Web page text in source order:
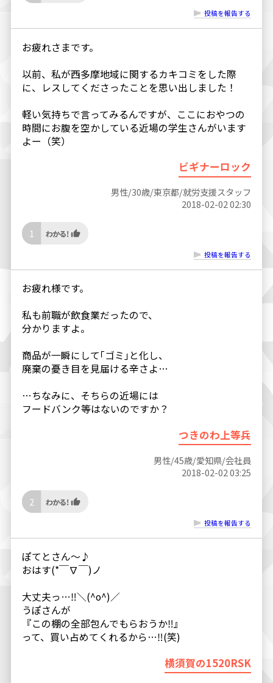
投稿を報告する
お疲れさまです。
以前、私が西多摩地域に関するカキコミをした際
に、レスしてくださったことを思い出しました！
軽い気持ちで言ってみるんですが、ここにおやつの
時間にお腹を空かしている近場の学生さんがいます
よー（笑）
ビギナーロック
男性/30歳/東京都/就労支援スタッフ
2018-02-02 02:30
1
投稿を報告する
お疲れ様です。
私も前職が飲食業だったので、
分かりますよ。
商品が一瞬にして｢ゴミ｣と化し、
廃棄の憂き目を見届ける辛さよ…
…ちなみに、そちらの近場には
フードバンク等はないのですか？
つきのわ上等兵
男性/45歳/愛知県/会社員
2018-02-02 03:25
2
投稿を報告する
ぽてとさん～♪
おはす(*￣∇￣)ノ
大丈夫っ…‼＼(^o^)／
うぽさんが
『この棚の全部包んでもらおうか‼』
って、買い占めてくれるから…‼(笑)
横須賀の1520RSK